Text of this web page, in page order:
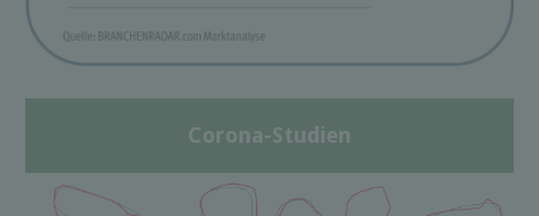
Corona-Studien